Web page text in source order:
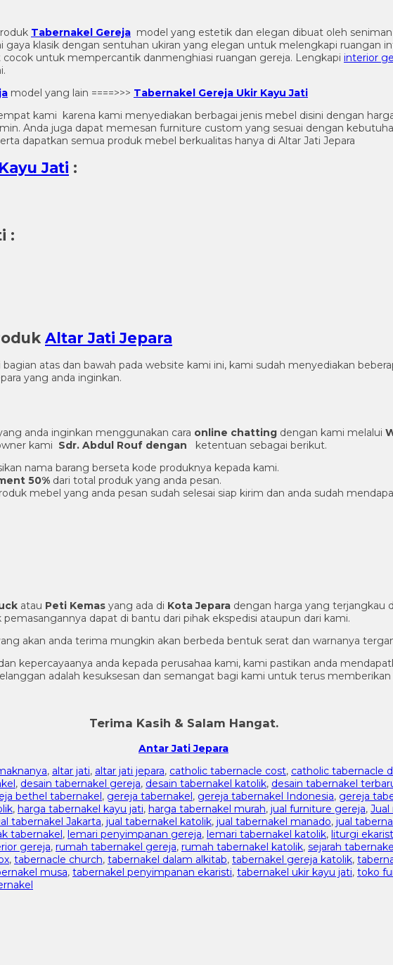
Tabernakel Gereja model yang estetik dan elegan dibuat oleh
gaya klasik dengan sentuhan ukiran yang elegan untuk melengkapi ruangan
cocok untuk mempercantik danmenghiasi ruangan gereja. Lengkapi interior
model yang lain ====>>> Tabernakel Gereja Ukir Kayu Jati
kami karena kami menyediakan berbagai jenis mebel disini dengan
Anda juga dapat memesan furniture custom yang sesuai dengan
dapatkan semua produk mebel berkualitas hanya di Altar Jati Jepara
Jati :
:
Altar Jati Jepara
atas dan bawah pada website kami ini, kami sudah menyediakan
yang anda inginkan.
anda inginkan menggunakan cara online chatting dengan kami melalui
kami Sdr. Abdul Rouf dengan ketentuan sebagai berikut.
nama barang berseta kode produknya kepada kami.
50% dari total produk yang anda pesan.
mebel yang anda pesan sudah selesai siap kirim dan anda sudah
atau Peti Kemas yang ada di Kota Jepara dengan harga yang terjangkau
pemasangannya dapat di bantu dari pihak ekspedisi ataupun dari kami.
akan anda terima mungkin akan berbeda bentuk serat dan warnanya
kepercayaanya anda kepada perusahaa kami, kami pastikan anda
adalah kesuksesan dan semangat bagi kami untuk terus
Terima Kasih & Salam Hangat.
Antar Jati Jepara
, altar jati, altar jati jepara, catholic tabernacle cost, catholic tabernacle
, desain tabernakel gereja, desain tabernakel katolik, desain tabernakel
bethel tabernakel, gereja tabernakel, gereja tabernakel Indonesia, gereja
, harga tabernakel kayu jati, harga tabernakel murah, jual furniture gereja, Jual
tabernakel Jakarta, jual tabernakel katolik, jual tabernakel manado, jual
tabernakel, lemari penyimpanan gereja, lemari tabernakel katolik, liturgi
gereja, rumah tabernakel gereja, rumah tabernakel katolik, sejarah
, tabernacle church, tabernakel dalam alkitab, tabernakel gereja katolik,
musa, tabernakel penyimpanan ekaristi, tabernakel ukir kayu jati, toko